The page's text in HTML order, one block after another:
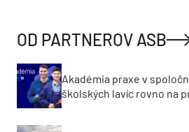
OD PARTNEROV ASB
Akadémia praxe v
školských lavíc rovno na